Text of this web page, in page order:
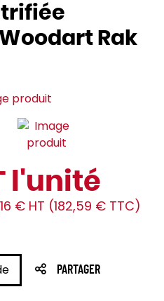
Rak
l'unité
€ HT (182,59 € TTC)
PARTAGER